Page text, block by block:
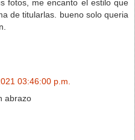
fotos, me encanto el estilo que
de titularlas. bueno solo queria
03:46:00 p.m.
abrazo